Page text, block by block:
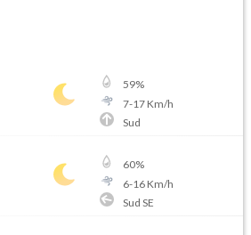
59%
7-17Km/h
Sud
60%
6-16Km/h
Sud SE